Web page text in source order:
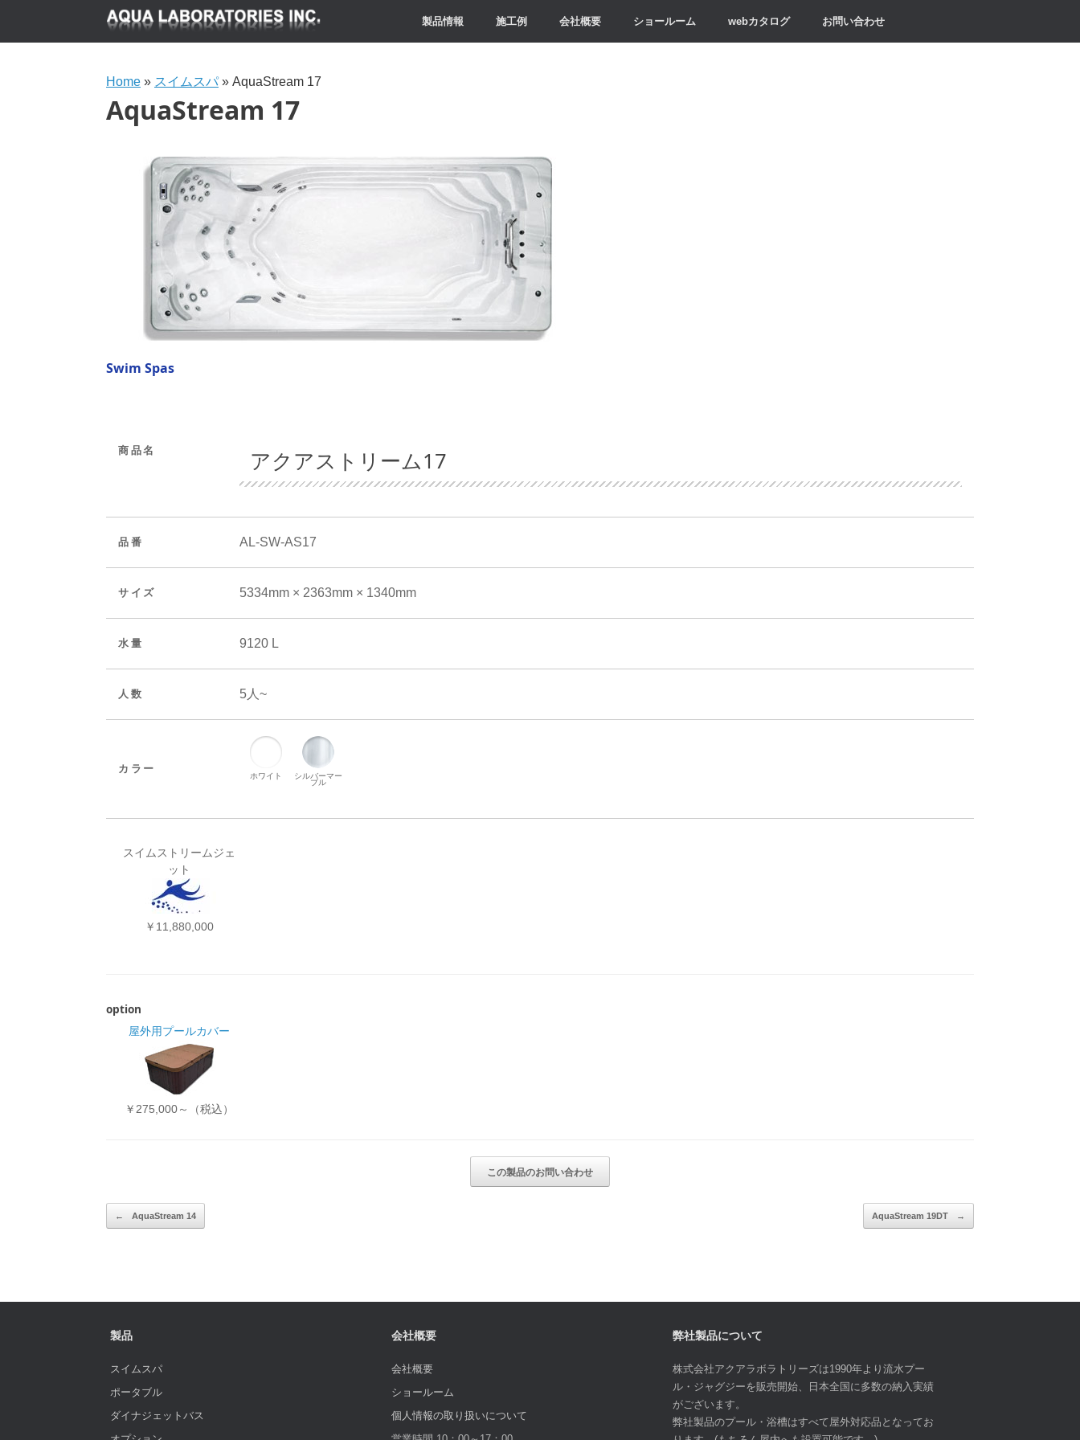
製品情報 施工例 会社概要 ショールーム webカタログ お問い合わせ
Home » スイムスパ » AquaStream 17
AquaStream 17
Swim Spas
商品名 アクアストリーム17
品番 AL-SW-AS17
サイズ 5334mm × 2363mm × 1340mm
水量 9120 L
人数 5人~
カラー
ホワイト シルバーマー
ブル
スイムストリームジェ
ット
￥11,880,000
option
屋外用プールカバー
￥275,000～（税込）
投稿ナビゲーション
← AquaStream 14 AquaStream 19DT →
製品
スイムスパ
ポータブル
ダイナジェットバス
会社概要
会社概要
ショールーム
個人情報の取り扱いについて
弊社製品について
株式会社アクアラボラトリーズは1990年より流水プー
ル・ジャグジーを販売開始、日本全国に多数の納入実績
がございます。
弊社製品のプール・浴槽はすべて屋外対応品となってお